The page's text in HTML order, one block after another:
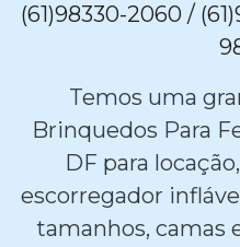
(61)98330-2060 /
Temos uma
Brinquedos Para
DF para
escorregador
tamanhos, camas